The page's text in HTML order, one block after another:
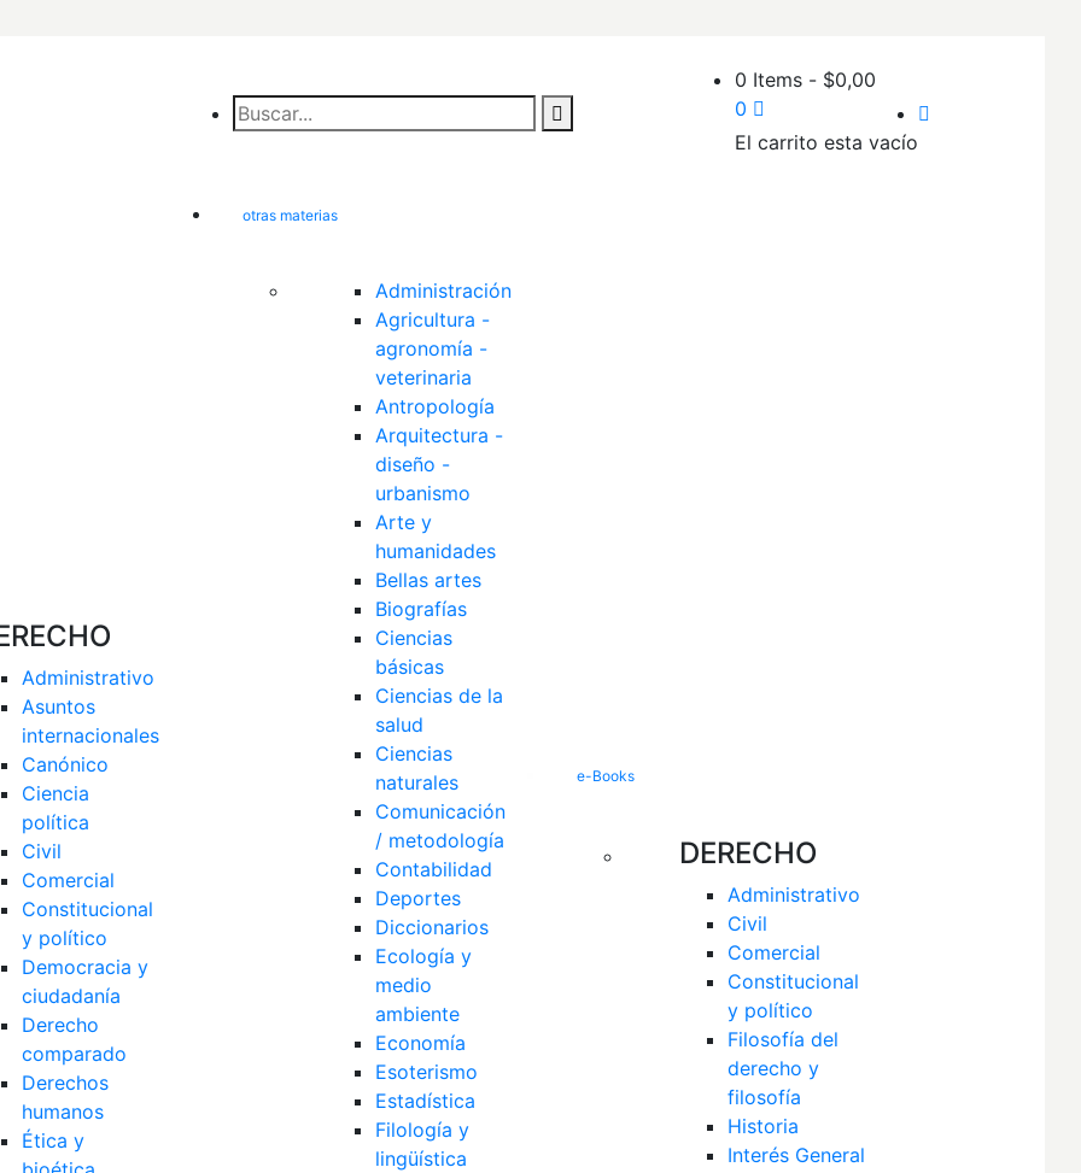
Administrativo
Asuntos
internacionales
Canónico
Ciencia
política
Civil
Comercial
Constitucional
y político
Democracia y
ciudadanía
Derecho
comparado
Derechos
humanos
Ética y
otras materias
Administración
Agricultura -
agronomía -
veterinaria
Antropología
Arquitectura -
diseño -
urbanismo
Arte y
humanidades
Bellas artes
Biografías
Ciencias
básicas
Ciencias de la
salud
Ciencias
naturales
Comunicación
/ metodología
Contabilidad
Deportes
Diccionarios
Ecología y
medio
ambiente
Economía
Esoterismo
Estadística
Filología y
lingüística
e-Books
DERECHO
Administrativo
Civil
Comercial
Constitucional
y político
Filosofía del
derecho y
filosofía
Historia
0 Items - $0,00
0
El carrito esta vacío